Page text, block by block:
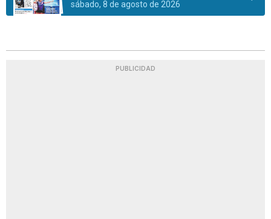
sábado, 8 de agosto de 2026
PUBLICIDAD